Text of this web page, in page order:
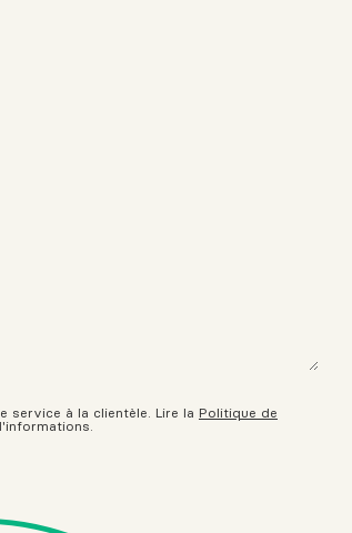
service à la clientèle. Lire la Politique de